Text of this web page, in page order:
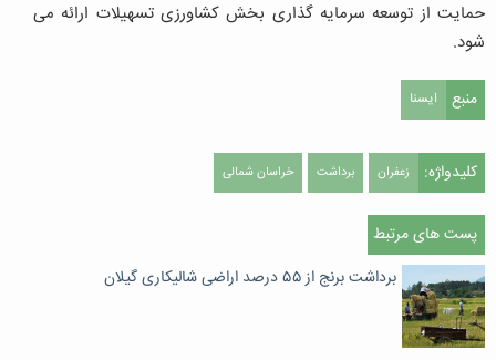
حمایت از توسعه سرمایه گذاری بخش کشاورزی تسهیلات ارائه می
شود.
منبع ایسنا
کلیدواژه: زعفران برداشت خراسان شمالی
پست های مرتبط
برداشت برنج از ۵۵ درصد اراضی شالیکاری گیلان